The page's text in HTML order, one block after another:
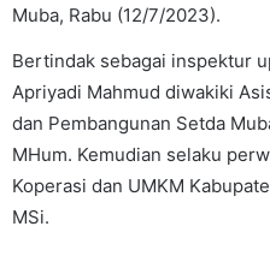
Muba, Rabu (12/7/2023).
Bertindak sebagai inspektur
Apriyadi Mahmud diwakiki
dan Pembangunan Setda
MHum. Kemudian selaku
Koperasi dan UMKM
MSi.